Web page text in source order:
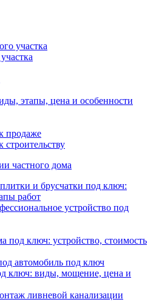
участка
этапы, цена и особенности
продаже
строительству
частного дома
и брусчатки под ключ:
работ
устройство под
под ключ: устройство, стоимость
автомобиль под ключ
ключ: виды, мощение, цена и
ливневой канализации